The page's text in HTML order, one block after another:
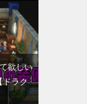
欲しい
ドラク